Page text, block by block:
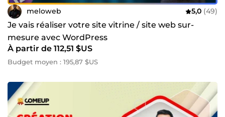
meloweb 5,0 (49)
Je vais réaliser votre site vitrine / site web sur-
mesure avec WordPress
À partir de 112,51 $US
Budget moyen : 195,87 $US